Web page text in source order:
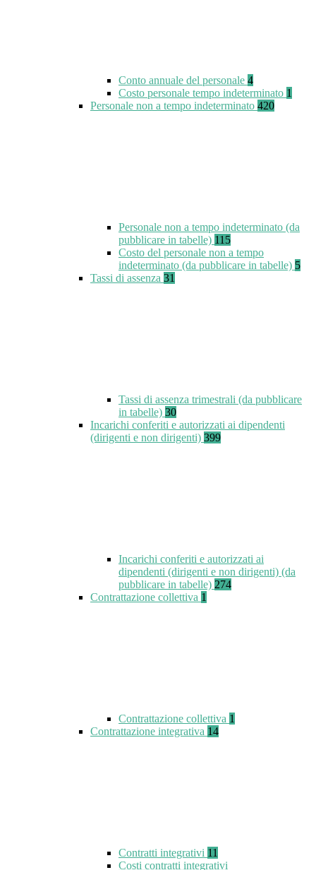
Conto annuale del personale 4
Costo personale tempo indeterminato 1
Personale non a tempo indeterminato 420
Personale non a tempo indeterminato (da
pubblicare in tabelle) 115
Costo del personale non a tempo
indeterminato (da pubblicare in tabelle) 5
Tassi di assenza 31
Tassi di assenza trimestrali (da pubblicare
in tabelle) 30
Incarichi conferiti e autorizzati ai dipendenti
(dirigenti e non dirigenti) 399
Incarichi conferiti e autorizzati ai
dipendenti (dirigenti e non dirigenti) (da
pubblicare in tabelle) 274
Contrattazione collettiva 1
Contrattazione collettiva 1
Contrattazione integrativa 14
Contratti integrativi 11
Costi contratti integrativi